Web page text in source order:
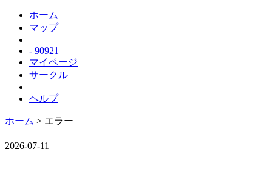
ホーム
マップ
- 90921
マイページ
サークル
ヘルプ
ホーム > エラー
2026-07-11